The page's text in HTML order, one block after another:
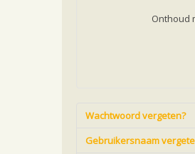
Onthoud
Wachtwoord vergeten?
Gebruikersnaam